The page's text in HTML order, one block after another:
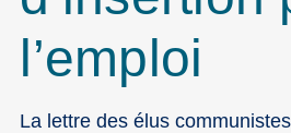
l’emploi
La lettre des élus